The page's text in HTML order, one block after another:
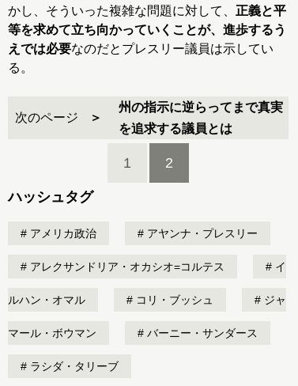
かし、そういった複雑な問題に対して、 正義と平
等を求めて立ち向かっていくことが、進歩するう
えでは必要なのだとプレスリー議員は示してい
る。
次のページ
州の指示に逆らってまで真実
を追求する議員とは
1 2
ハッシュタグ
アメリカ政治 アヤンナ・プレスリー
アレクサンドリア・オカシオ=コルテス イ
ルハン・オマル コリ・ブッシュ ジャ
マール・ボウマン バーニー・サンダース
ラシダ・タリーブ